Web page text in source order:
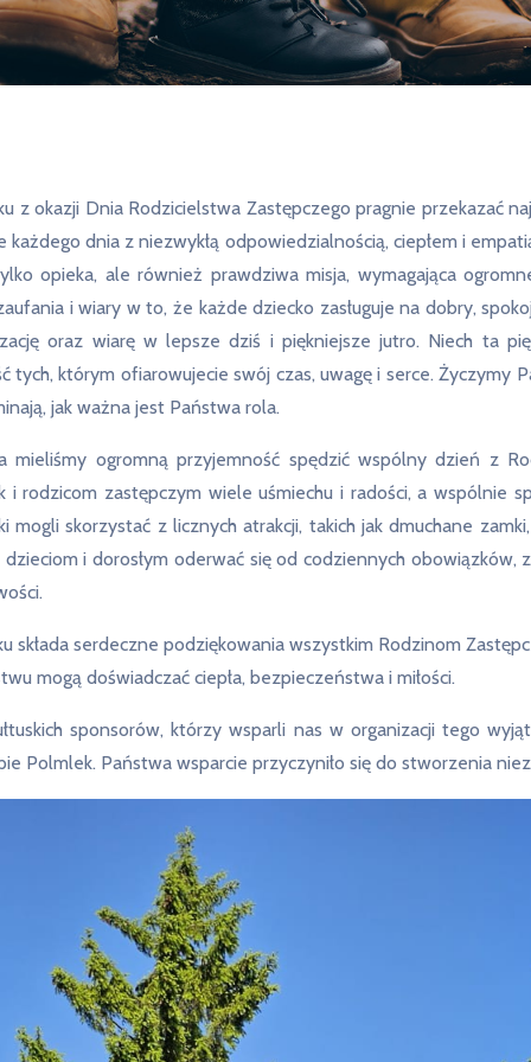
z okazji Dnia Rodzicielstwa Zastępczego pragnie przekazać
dnia z niezwykłą odpowiedzialnością, ciepłem i
opieka, ale również prawdziwa misja, wymagająca
i wiary w to, że każde dziecko zasługuje na dobry,
oraz wiarę w lepsze dziś i piękniejsze jutro. Niech ta
tych, którym ofiarowujecie swój czas, uwagę i serce. Życzymy
jak ważna jest Państwa rola.
ogromną przyjemność spędzić wspólny dzień z
rodzicom zastępczym wiele uśmiechu i radości, a wspólnie
skorzystać z licznych atrakcji, takich jak dmuchane
i dorosłym oderwać się od codziennych
składa serdeczne podziękowania wszystkim Rodzinom
mogą doświadczać ciepła, bezpieczeństwa i miłości.
sponsorów, którzy wsparli nas w organizacji tego
Polmlek. Państwa wsparcie przyczyniło się do stworzenia